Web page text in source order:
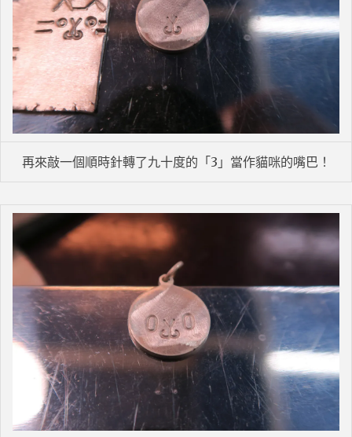
再來敲一個順時針轉了九十度的「3」當作貓咪的嘴巴！